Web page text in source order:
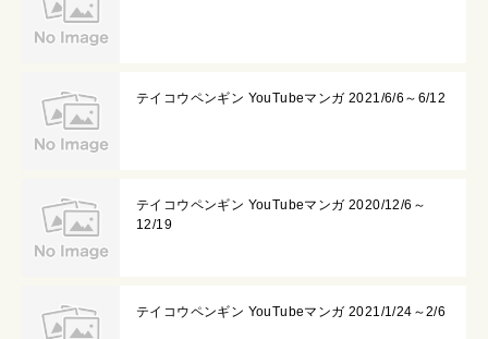
テイコウペンギン YouTubeマンガ 2021/6/6～6/12
テイコウペンギン YouTubeマンガ 2020/12/6～
12/19
テイコウペンギン YouTubeマンガ 2021/1/24～2/6